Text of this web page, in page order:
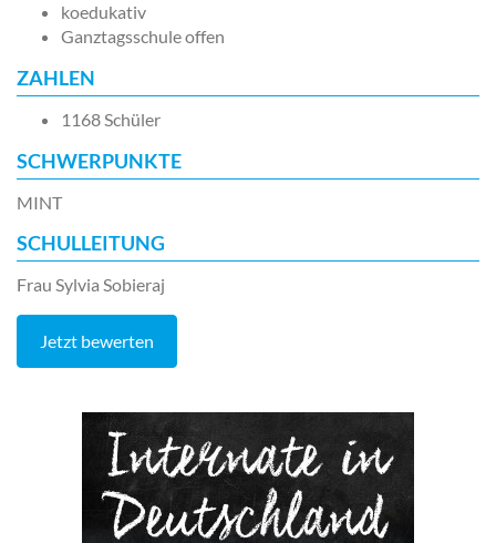
koedukativ
Ganztagsschule offen
ZAHLEN
1168 Schüler
SCHWERPUNKTE
MINT
SCHULLEITUNG
Frau Sylvia Sobieraj
Jetzt bewerten